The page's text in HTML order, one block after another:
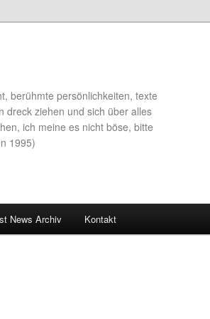
berühmte persönlichkeiten, texte
dreck ziehen und sich über alles
ich meine es nicht böse, bitte
1995)
News Archiv Kontakt